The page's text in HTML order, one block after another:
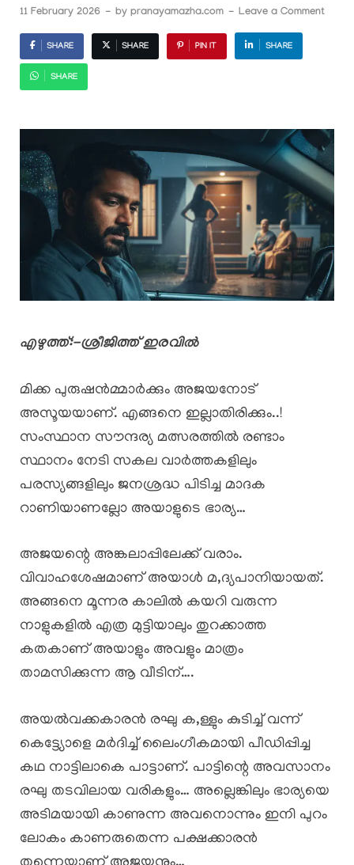
11 February 2026 - by pranayamazha.com - Leave a Comment
SHARE SHARE PIN IT SHARE
SHARE
എഴുത്ത്:-ശ്രീജിത്ത് ഇരവിൽ
മിക്ക പുരുഷൻമ്മാർക്കും അജയനോട്
അസൂയയാണ്. എങ്ങനെ ഇല്ലാതിരിക്കും..!
സംസ്ഥാന സൗന്ദര്യ മത്സരത്തിൽ രണ്ടാം
സ്ഥാനം നേടി സകല വാർത്തകളിലും
പരസ്യങ്ങളിലും ജനശ്രദ്ധ പിടിച്ച മാദക
റാണിയാണല്ലോ അയാളുടെ ഭാര്യ…
അജയന്റെ അങ്കലാപ്പിലേക്ക് വരാം.
വിവാഹശേഷമാണ് അയാൾ മ,ദ്യപാനിയായത്.
അങ്ങനെ മൂന്നര കാലിൽ കയറി വരുന്ന
നാളുകളിൽ എത്ര മുട്ടിയാലും തുറക്കാത്ത
കതകാണ് അയാളും അവളും മാത്രം
താമസിക്കുന്ന ആ വീടിന്….
അയൽവക്കകാരൻ രഘു ക,ള്ളും കുടിച്ച് വന്ന്
കെട്ട്യോളെ മർദിച്ച് ലൈംഗീകമായി പീഡിപ്പിച്ച
കഥ നാട്ടിലാകെ പാട്ടാണ്. പാട്ടിന്റെ അവസാനം
രഘു തടവിലായ വരികളും… അല്ലെങ്കിലും ഭാര്യയെ
അടിമയായി കാണുന്ന അവനൊന്നും ഇനി പുറം
ലോകം കാണരുതെന്ന പക്ഷക്കാരൻ